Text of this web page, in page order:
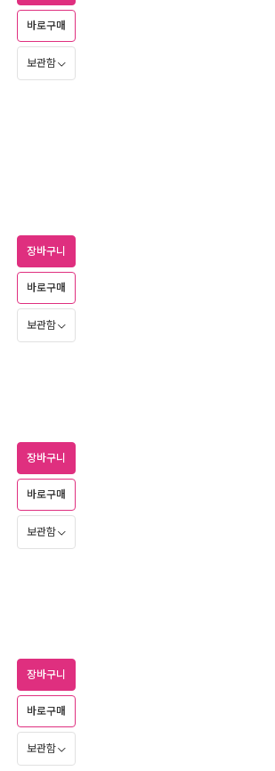
바로구매
보관함
장바구니
바로구매
보관함
장바구니
바로구매
보관함
장바구니
바로구매
보관함